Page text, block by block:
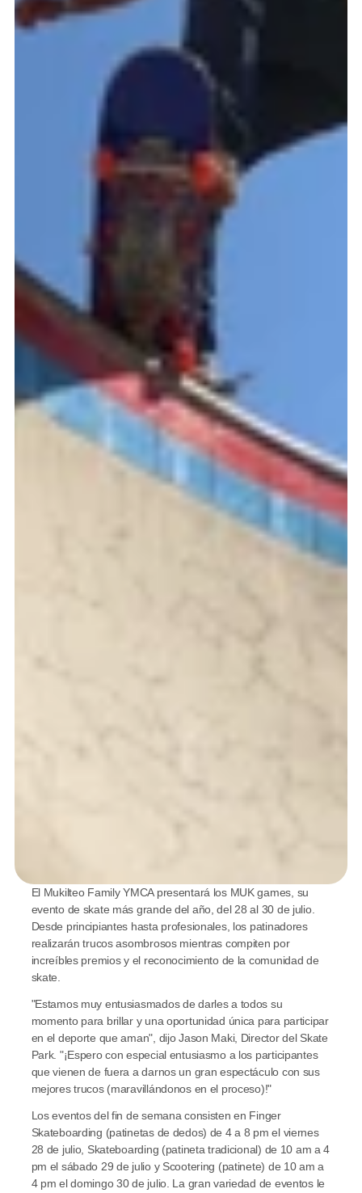
El Mukilteo Family YMCA presentará los MUK games, su
evento de skate más grande del año, del 28 al 30 de julio.
Desde principiantes hasta profesionales, los patinadores
realizarán trucos asombrosos mientras compiten por
increíbles premios y el reconocimiento de la comunidad de
skate.
"Estamos muy entusiasmados de darles a todos su
momento para brillar y una oportunidad única para participar
en el deporte que aman", dijo Jason Maki, Director del Skate
Park. "¡Espero con especial entusiasmo a los participantes
que vienen de fuera a darnos un gran espectáculo con sus
mejores trucos (maravillándonos en el proceso)!"
Los eventos del fin de semana consisten en Finger
Skateboarding (patinetas de dedos) de 4 a 8 pm el viernes
28 de julio, Skateboarding (patineta tradicional) de 10 am a 4
pm el sábado 29 de julio y Scootering (patinete) de 10 am a
4 pm el domingo 30 de julio. La gran variedad de eventos le